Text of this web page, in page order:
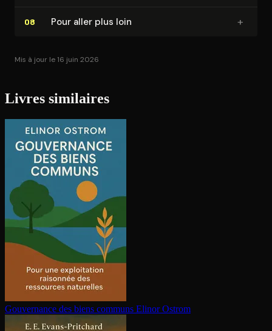
08 Pour aller plus loin +
Mis à jour le 16 juin 2026
Livres similaires
Gouvernance des biens communs Elinor Ostrom